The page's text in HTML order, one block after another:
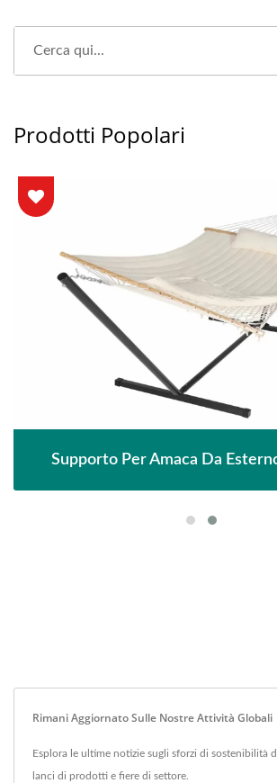
Prodotti Popolari
Supporto Per Amaca Da
Rimani Aggiornato Sulle Nostre Attività Globali
Esplora le ultime notizie sugli sforzi di sostenibilità
lanci di prodotti e fiere di settore.